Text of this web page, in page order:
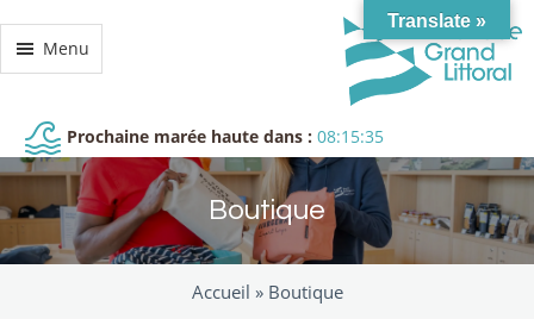
Menu
Prochaine marée haute dans : 08:15:34
Boutique
Accueil » Boutique
Translate »